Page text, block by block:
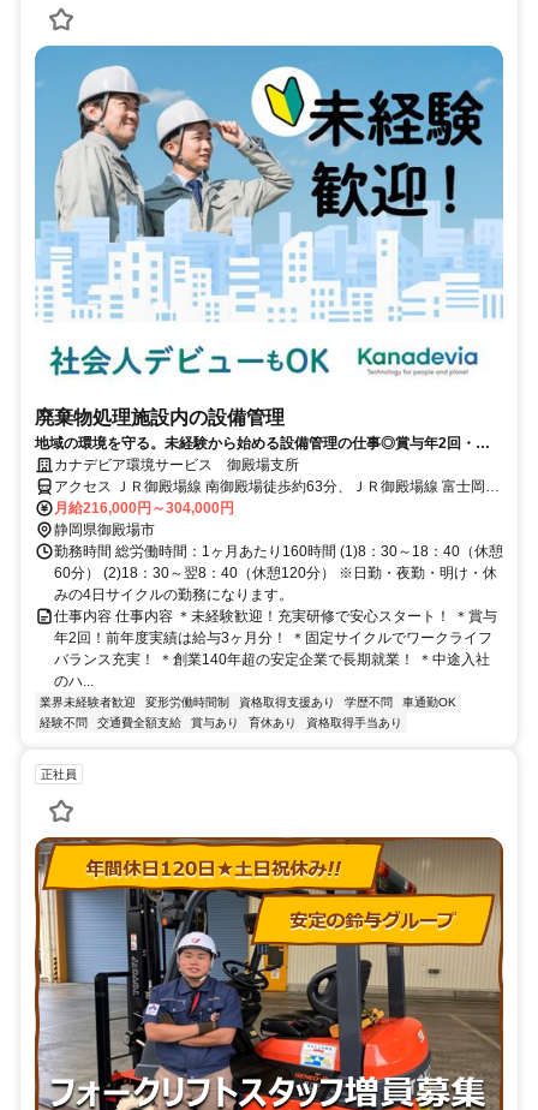
廃棄物処理施設内の設備管理
地域の環境を守る。未経験から始める設備管理の仕事◎賞与年2回・交
替勤務のみ・未経験歓迎！
カナデビア環境サービス 御殿場支所
アクセス ＪＲ御殿場線 南御殿場徒歩約63分、ＪＲ御殿場線 富士岡徒
歩約65分、ＪＲ御殿場線 御殿場富士山口徒歩約87分 ＪＲ御殿場線南
御殿場駅から 車で１２分
月給216,000円～304,000円
静岡県御殿場市
勤務時間 総労働時間：1ヶ月あたり160時間 (1)8：30～18：40（休憩
60分） (2)18：30～翌8：40（休憩120分） ※日勤・夜勤・明け・休
みの4日サイクルの勤務になります。
仕事内容 仕事内容 ＊未経験歓迎！充実研修で安心スタート！ ＊賞与
年2回！前年度実績は給与3ヶ月分！ ＊固定サイクルでワークライフ
バランス充実！ ＊創業140年超の安定企業で長期就業！ ＊中途入社
のハ...
業界未経験者歓迎 変形労働時間制 資格取得支援あり 学歴不問
車通勤OK
経験不問
交通費全額支給 賞与あり 育休あり 資格取得手当あり
正社員